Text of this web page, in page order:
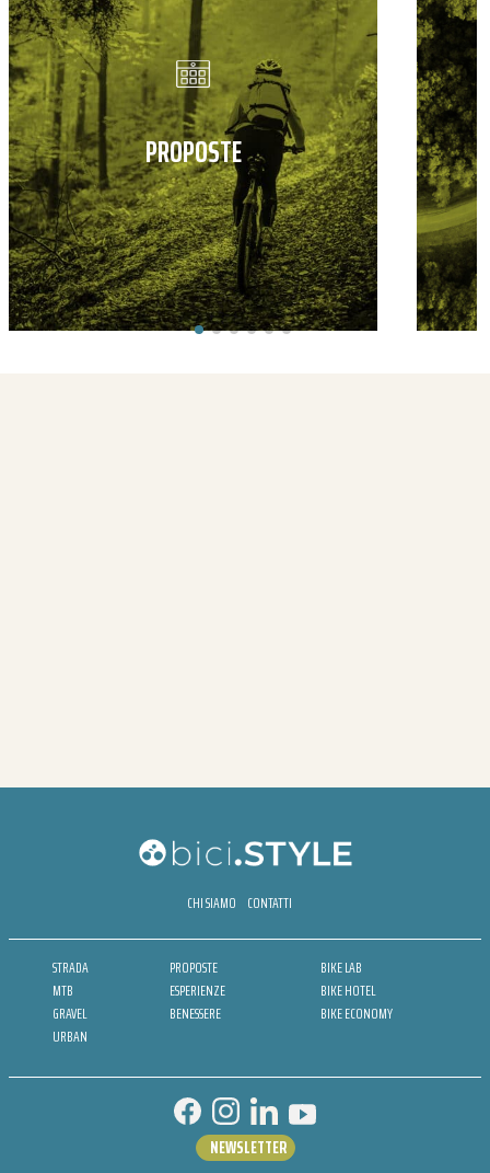
PROPOSTE
CHI SIAMO CONTATTI
STRADA
MTB
GRAVEL
URBAN
PROPOSTE
ESPERIENZE
BENESSERE
BIKE LAB
BIKE HOTEL
BIKE ECONOMY
NEWSLETTER